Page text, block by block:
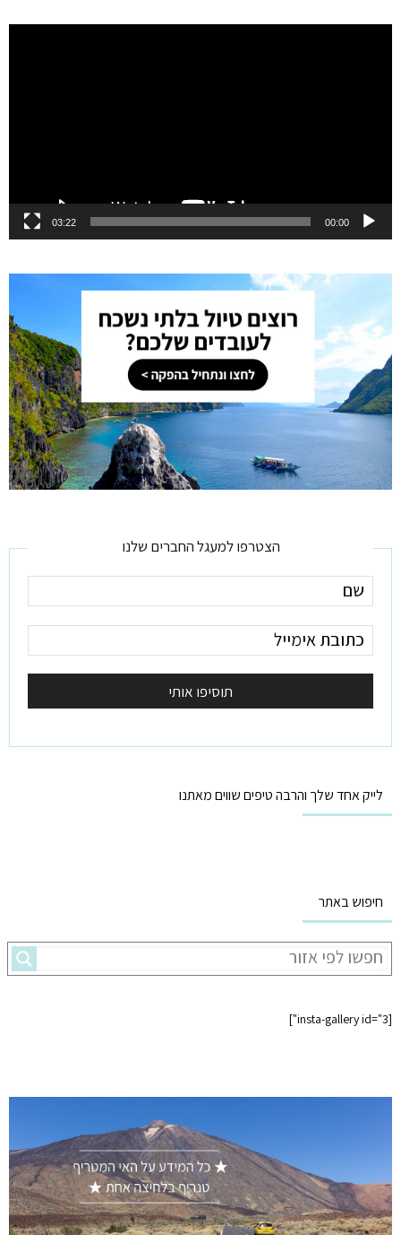
00:00
03:22
הצטרפו למעגל החברים שלנו
לייק אחד שלך והרבה טיפים שווים מאתנו
חיפוש באתר
[insta-gallery id="3"]